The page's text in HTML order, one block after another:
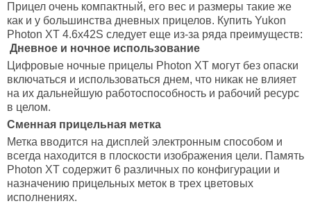
Прицел очень компактный, его вес и размеры такие же
как и у большинства дневных прицелов. Купить Yukon
Photon XT 4.6x42S следует еще из-за ряда преимуществ:
Дневное и ночное использование
Цифровые ночные прицелы Photon XT могут без опаски
включаться и использоваться днем, что никак не влияет
на их дальнейшую работоспособность и рабочий ресурс
в целом.
Сменная прицельная метка
Метка вводится на дисплей электронным способом и
всегда находится в плоскости изображения цели. Память
Photon XT содержит 6 различных по конфигурации и
назначению прицельных меток в трех цветовых
исполнениях.